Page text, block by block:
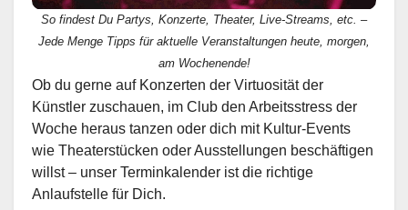
So findest Du Partys, Konzerte, Theater, Live-Streams, etc. –
Jede Menge Tipps für aktuelle Veranstaltungen heute, morgen,
am Wochenende!
Ob du gerne auf Konzerten der Virtuosität der
Künstler zuschauen, im Club den Arbeitsstress der
Woche heraus tanzen oder dich mit Kultur-Events
wie Theaterstücken oder Ausstellungen beschäftigen
willst – unser Terminkalender ist die richtige
Anlaufstelle für Dich.